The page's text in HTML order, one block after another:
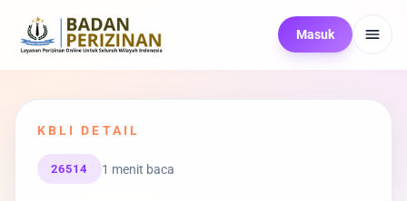
Masuk
KBLI DETAIL
26514 1 menit baca